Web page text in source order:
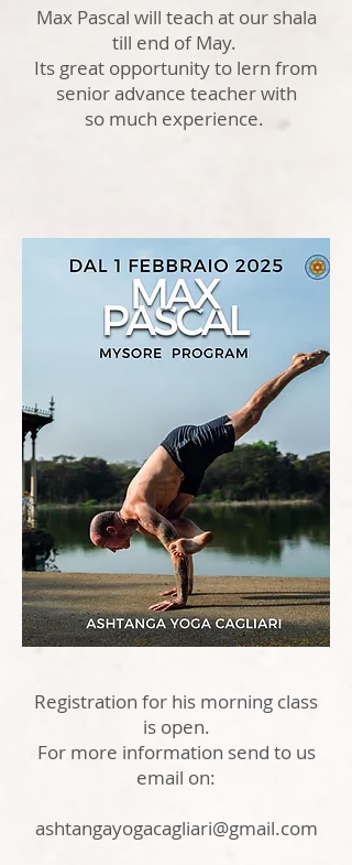
Max Pascal will teach at our shala
till end of May.
Its great opportunity to lern from
senior advance teacher with
so much experience.
Registration for his morning class
is open.
For more information send to us
email on:
ashtangayogacagliari@gmail.com